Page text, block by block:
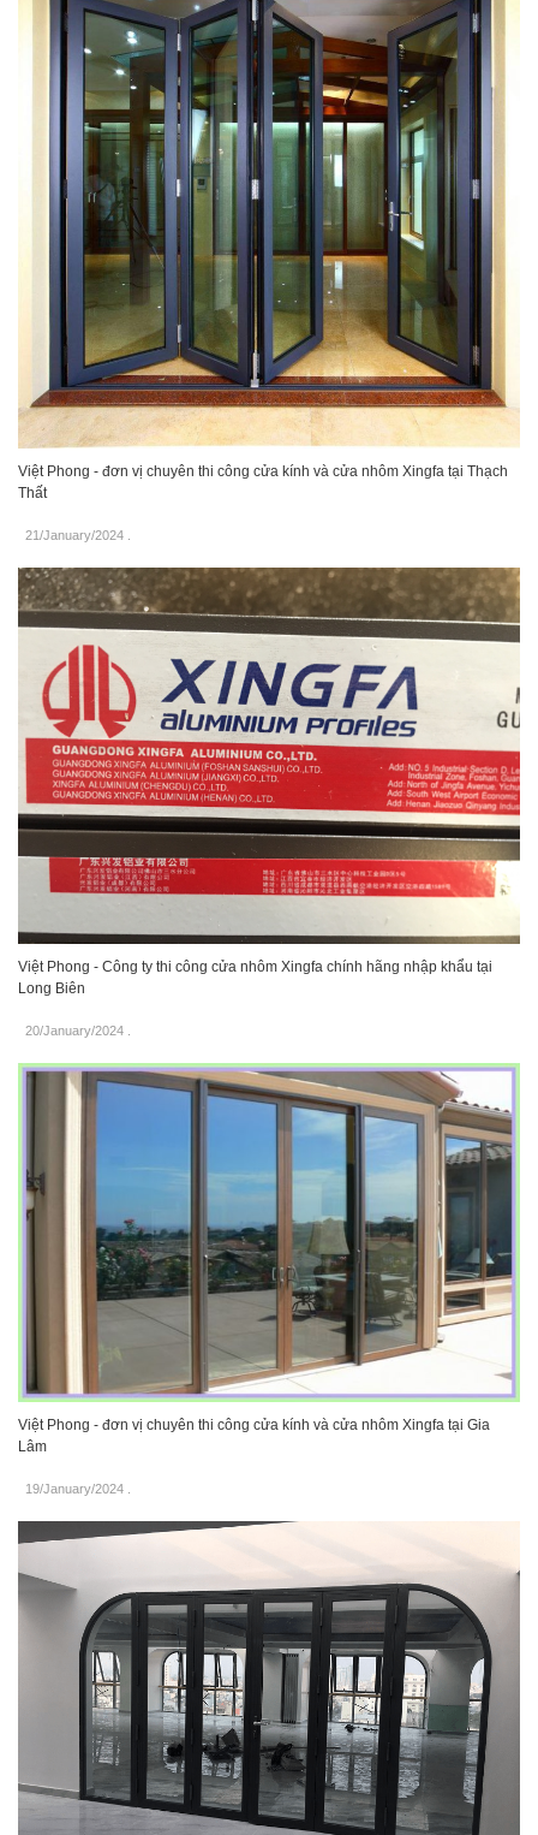
Việt Phong - đơn vị chuyên thi công cửa kính và cửa nhôm Xingfa tại Thạch
Thất
21/January/2024
Việt Phong - Công ty thi công cửa nhôm Xingfa chính hãng nhập khẩu tại
Long Biên
20/January/2024
Việt Phong - đơn vị chuyên thi công cửa kính và cửa nhôm Xingfa tại Gia
Lâm
19/January/2024